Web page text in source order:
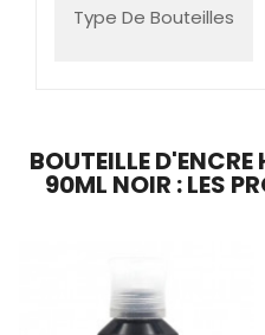
Type De Bouteilles
BOUTEILLE
90ML NOIR : LES